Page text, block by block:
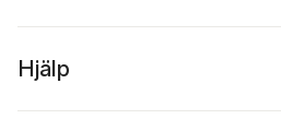
Hjälp